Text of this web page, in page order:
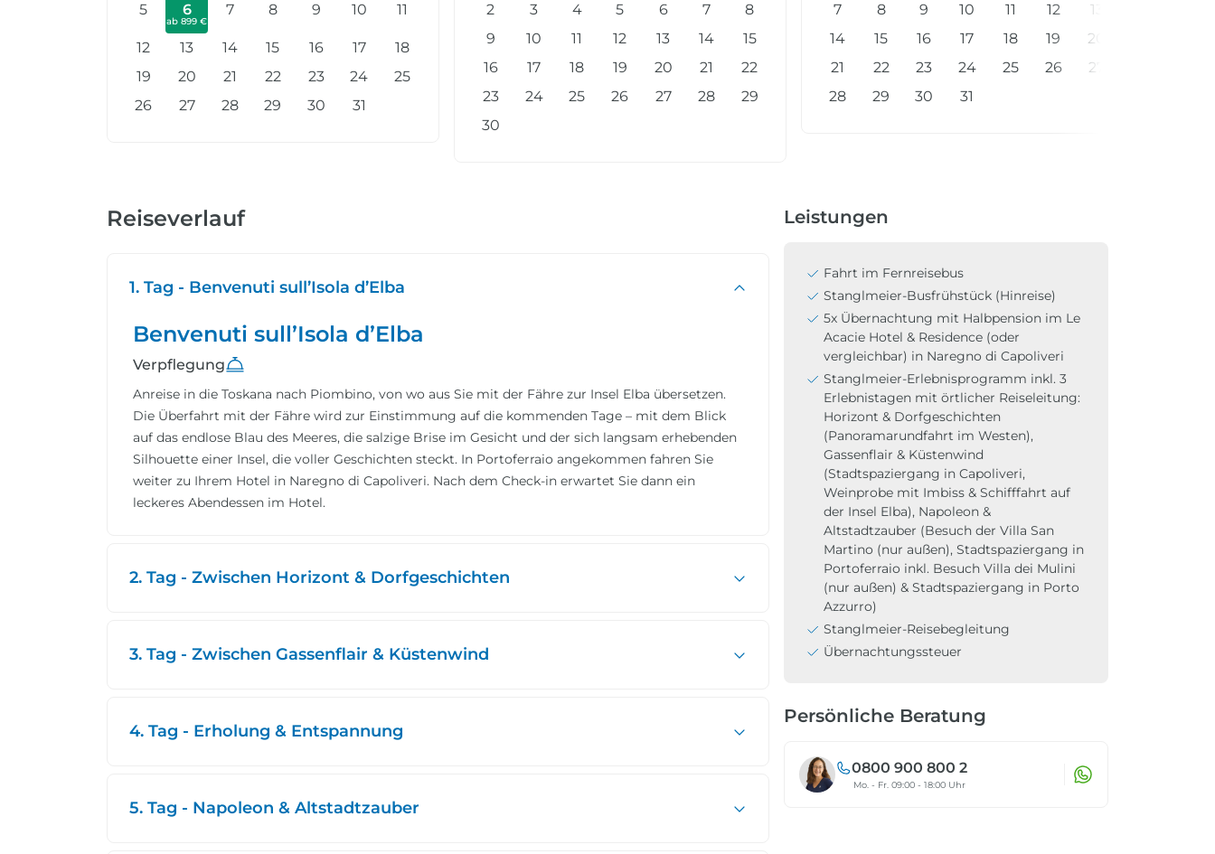
5
6
ab 899 €
7 8 9 10 11
12 13 14 15 16 17
18
19
20 21 22 23 24
25
26
27 28 29 30 31
2
3 4 5 6 7
8
9
10 11 12 13 14
15
16
17 18 19 20 21
22
23
24 25 26 27 28
29
30
7
8 9 10 11 12
13
14
15 16 17 18 19
20
21
22 23 24 25 26
27
28
29 30 31
Reiseverlauf
1. Tag - Benvenuti sull’Isola d’Elba
Benvenuti sull’Isola d’Elba
Verpflegung
Anreise in die Toskana nach Piombino, von wo aus Sie mit der Fähre zur Insel Elba übersetzen.
Die Überfahrt mit der Fähre wird zur Einstimmung auf die kommenden Tage – mit dem Blick
auf das endlose Blau des Meeres, die salzige Brise im Gesicht und der sich langsam erhebenden
Silhouette einer Insel, die voller Geschichten steckt. In Portoferraio angekommen fahren Sie
weiter zu Ihrem Hotel in Naregno di Capoliveri. Nach dem Check-in erwartet Sie dann ein
leckeres Abendessen im Hotel.
2. Tag - Zwischen Horizont & Dorfgeschichten
3. Tag - Zwischen Gassenflair & Küstenwind
4. Tag - Erholung & Entspannung
5. Tag - Napoleon & Altstadtzauber
Leistungen
Fahrt im Fernreisebus
Stanglmeier-Busfrühstück (Hinreise)
5x Übernachtung mit Halbpension im Le
Acacie Hotel & Residence (oder
vergleichbar) in Naregno di Capoliveri
Stanglmeier-Erlebnisprogramm inkl. 3
Erlebnistagen mit örtlicher Reiseleitung:
Horizont & Dorfgeschichten
(Panoramarundfahrt im Westen),
Gassenflair & Küstenwind
(Stadtspaziergang in Capoliveri,
Weinprobe mit Imbiss & Schifffahrt auf
der Insel Elba), Napoleon &
Altstadtzauber (Besuch der Villa San
Martino (nur außen), Stadtspaziergang in
Portoferraio inkl. Besuch Villa dei Mulini
(nur außen) & Stadtspaziergang in Porto
Azzurro)
Stanglmeier-Reisebegleitung
Übernachtungssteuer
Persönliche Beratung
0800 900 800 2
Mo. - Fr. 09:00 - 18:00 Uhr